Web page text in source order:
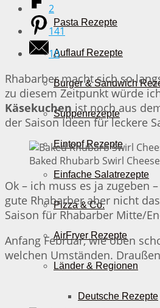
Pasta Rezepte
Auflauf Rezepte
Burger & Sandwich
Suppenrezepte
Eintopf Rezepte
Einfache Salatrezepte
Pizza & Co.
AirFryer Rezepte
Länder & Regionen
Deutsche Rezepte
2
141
10
Rhabarber macht sich so
zu diesem Zeitpunkt würde
Käsekuchenist noch aus
der Saison Ideen für leckere
Baked Rhubarb Swirl
Ok – ich muss es ja zugeben
gute Rhabarber aber nicht
Saison für Rhabarber Mitte/
Anfang Februar, wie oben
welchen Umständen.